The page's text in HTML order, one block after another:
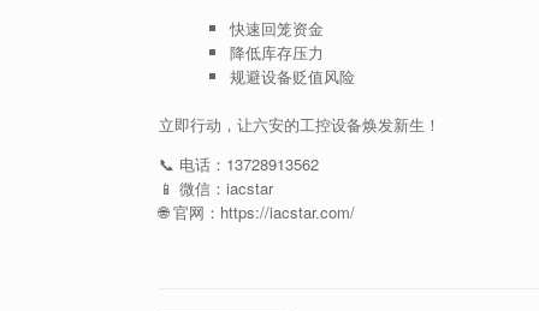
快速回笼资金
降低库存压力
规避设备贬值风险
立即行动，让六安的工控设备焕发新生！
📞 电话：13728913562
📱 微信：iacstar
🌐 官网：https://iacstar.com/